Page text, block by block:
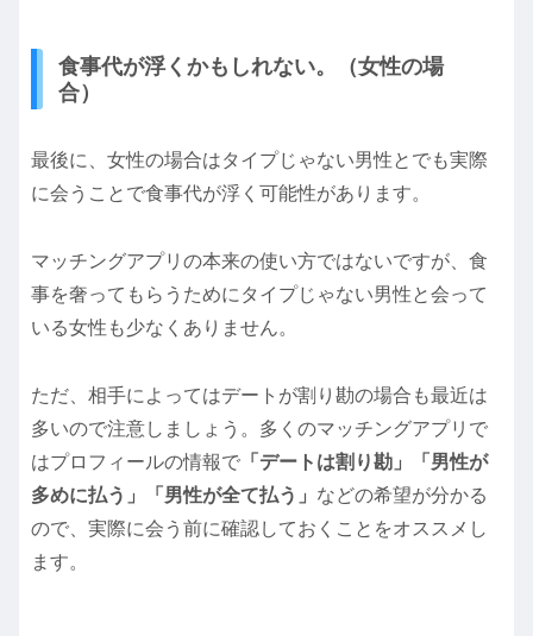
食事代が浮くかもしれない。（女性の場
合）
最後に、女性の場合はタイプじゃない男性とでも実際
に会うことで食事代が浮く可能性があります。
マッチングアプリの本来の使い方ではないですが、食
事を奢ってもらうためにタイプじゃない男性と会って
いる女性も少なくありません。
ただ、相手によってはデートが割り勘の場合も最近は
多いので注意しましょう。多くのマッチングアプリで
はプロフィールの情報で 「デートは割り勘」「男性が
多めに払う」「男性が全て払う」 などの希望が分かる
ので、実際に会う前に確認しておくことをオススメし
ます。